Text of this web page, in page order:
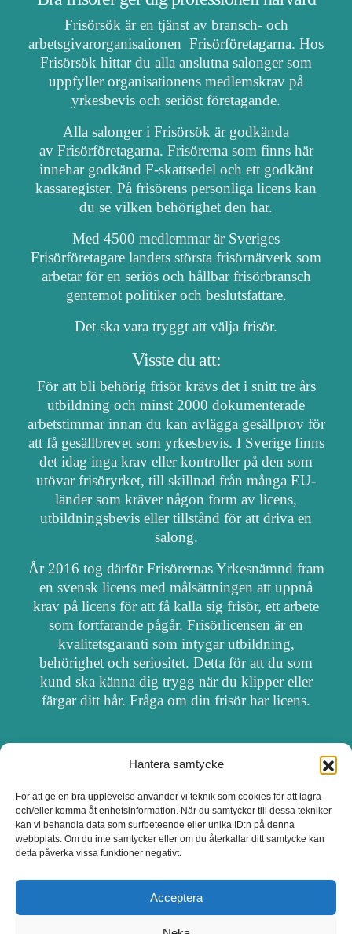
Hantera samtycke
För att ge en bra upplevelse använder vi teknik som cookies för att lagra
och/eller komma åt enhetsinformation. När du samtycker till dessa tekniker
kan vi behandla data som surfbeteende eller unika ID:n på denna
webbplats. Om du inte samtycker eller om du återkallar ditt samtycke kan
detta påverka vissa funktioner negativt.
Acceptera
Frisörsök är en tjänst av bransch- och
arbetsgivarorganisationen Frisörföretagarna. Hos
Frisörsök hittar du alla anslutna salonger som
uppfyller organisationens medlemskrav på
yrkesbevis och seriöst företagande.
Alla salonger i Frisörsök är godkända
av Frisörföretagarna. Frisörerna som finns här
innehar godkänd F-skattsedel och ett godkänt
kassaregister. På frisörens personliga licens kan
du se vilken behörighet den har.
Med 4500 medlemmar är Sveriges
Frisörföretagare landets största frisörnätverk som
arbetar för en seriös och hållbar frisörbransch
gentemot politiker och beslutsfattare.
Det ska vara tryggt att välja frisör.
Visste du att:
För att bli behörig frisör krävs det i snitt tre års
utbildning och minst 2000 dokumenterade
arbetstimmar innan du kan avlägga gesällprov för
att få gesällbrevet som yrkesbevis. I Sverige finns
det idag inga krav eller kontroller på den som
utövar frisöryrket, till skillnad från många EU-
länder som kräver någon form av licens,
utbildningsbevis eller tillstånd för att driva en
salong.
År 2016 tog därför Frisörernas Yrkesnämnd fram
en svensk licens med målsättningen att uppnå
krav på licens för att få kalla sig frisör, ett arbete
som fortfarande pågår. Frisörlicensen är en
kvalitetsgaranti som intygar utbildning,
behörighet och seriositet. Detta för att du som
kund ska känna dig trygg när du klipper eller
färgar ditt hår. Fråga om din frisör har licens.
OM FRISÖRSÖK
UPPDATERA SALONG